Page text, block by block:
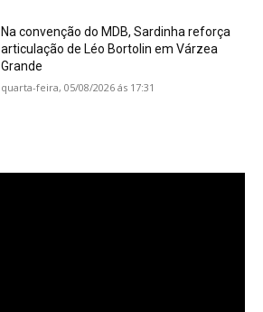
Na convenção do MDB, Sardinha reforça
articulação de Léo Bortolin em Várzea
Grande
quarta-feira, 05/08/2026 ás 17:31